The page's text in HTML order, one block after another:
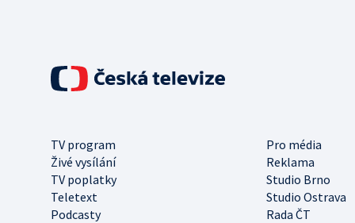
TV program
Pro média
Živé vysílání
Reklama
TV poplatky
Studio Brno
Teletext
Studio Ostrava
Podcasty
Rada ČT